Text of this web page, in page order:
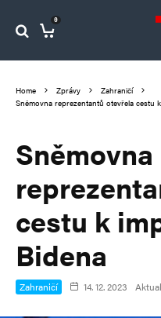
0
Home Zprávy
Zahraničí
Sněmovna reprezentantů otevřela cestu
Sněmovna
cestu k
Bidena
Zahraničí 14. 12. 2023